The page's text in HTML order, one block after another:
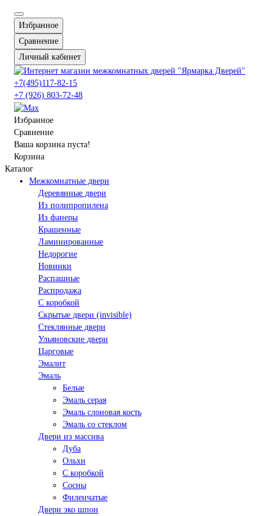
Избранное
Сравнение
Личный кабинет
+7(495)117-82-15
+7 (926) 803-72-48
Избранное
Сравнение
Ваша корзина пуста!
Корзина
Каталог
Межкомнатные двери
Деревянные двери
Из полипропилена
Из фанеры
Крашенные
Ламинированные
Недорогие
Новинки
Распашные
Распродажа
С коробкой
Скрытые двери (invisible)
Стеклянные двери
Ульяновские двери
Царговые
Эмалит
Эмаль
Белые
Эмаль серая
Эмаль слоновая кость
Эмаль со стеклом
Двери из массива
Дуба
Ольхи
С коробкой
Сосны
Филенчатые
Двери эко шпон